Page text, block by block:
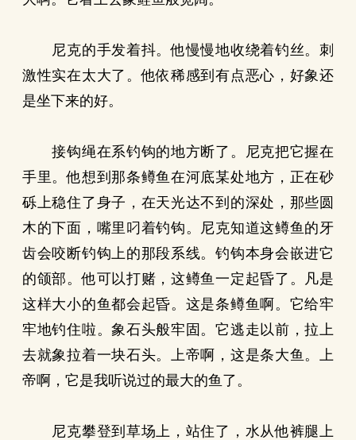
尼克的手发着抖。他慢慢地收绕着钓丝。刺
激性实在太大了。他依稀感到有点恶心，好象还
是坐下来的好。
接钩绳在系钓钩的地方断了。尼克把它握在
手里。他想到那条鳟鱼在河底某处地方，正在砂
砾上稳住了身子，在天光达不到的深处，那些圆
木的下面，嘴里叼着钓钩。尼克知道这鳟鱼的牙
齿会咬断钓钩上的那段系线。钓钩本身会嵌进它
的颌部。他可以打赌，这鳟鱼一定起昏了。凡是
这样大小的鱼都会起昏。这是条鳟鱼啊。它给牢
牢地钓住啦。象石头般牢固。它逃走以前，拉上
去就象拉着一块石头。上帝啊，这是条大鱼。上
帝啊，它是我听说过的最大的鱼了。
尼克攀登到草场上，站住了，水从他裤腿上